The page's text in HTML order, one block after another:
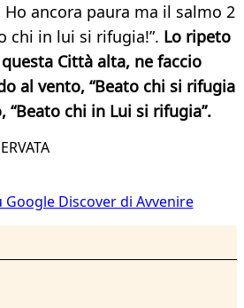
ancora paura ma il salmo 2
chi in lui si rifugia!”. Lo ripeto
Città alta, ne faccio
al vento, “Beato chi si rifugia
“Beato chi in Lui si rifugia”.
Google Discover di Avvenire